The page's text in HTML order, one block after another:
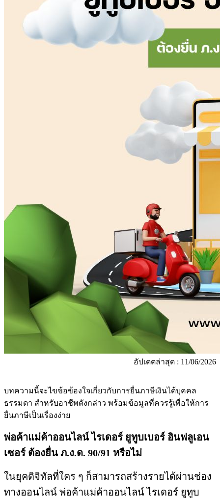
อัปเดตล่าสุด : 11/06/2026
บทความนี้จะไขข้อข้องใจเกี่ยวกับการยื่นภาษีเงินได้บุคคล
ธรรมดา สำหรับอาชีพดังกล่าว พร้อมข้อมูลที่ควรรู้เพื่อให้การ
ยื่นภาษีเป็นเรื่องง่าย
พ่อค้าแม่ค้าออนไลน์ ไรเดอร์ ยูทูบเบอร์ อินฟลูเอน
เซอร์ ต้องยื่น ภ.ง.ด. 90/91 หรือไม่
ในยุคดิจิทัลที่ใคร ๆ ก็สามารถสร้างรายได้ผ่านช่อง
ทางออนไลน์ พ่อค้าแม่ค้าออนไลน์ ไรเดอร์ ยูทูบ